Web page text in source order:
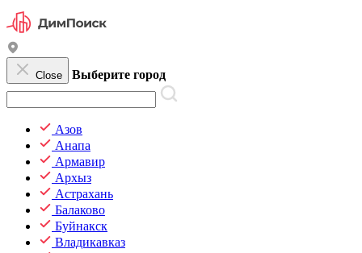
Close Выберите город
Азов
Анапа
Армавир
Архыз
Астрахань
Балаково
Буйнакск
Владикавказ